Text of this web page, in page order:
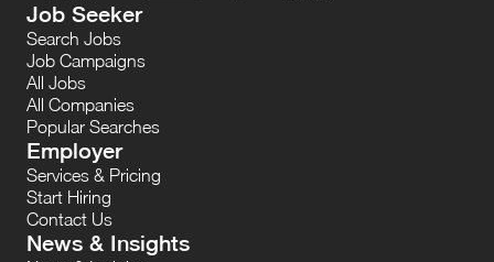
Job Seeker
Search Jobs
Job Campaigns
All Jobs
All Companies
Popular Searches
Employer
Services & Pricing
Start Hiring
Contact Us
News & Insights